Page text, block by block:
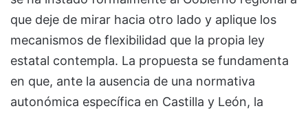
que deje de mirar hacia otro lado y aplique los
mecanismos de flexibilidad que la propia ley
estatal contempla. La propuesta se fundamenta
en que, ante la ausencia de una normativa
autonómica específica en Castilla y León, la